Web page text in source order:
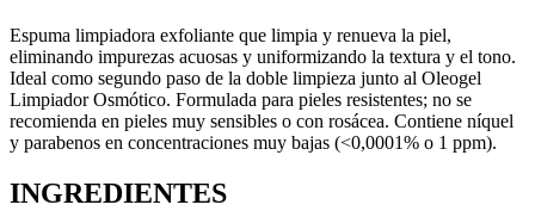
Espuma limpiadora exfoliante que limpia y renueva la piel,
eliminando impurezas acuosas y uniformizando la textura y el tono.
Ideal como segundo paso de la doble limpieza junto al Oleogel
Limpiador Osmótico. Formulada para pieles resistentes; no se
recomienda en pieles muy sensibles o con rosácea. Contiene níquel
y parabenos en concentraciones muy bajas (<0,0001% o 1 ppm).
INGREDIENTES